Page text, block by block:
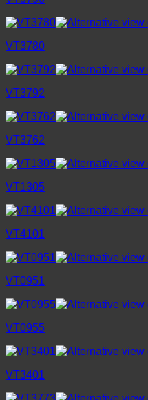
VT3780
VT3792
VT3762
VT1305
VT4101
VT0951
VT0955
VT3401